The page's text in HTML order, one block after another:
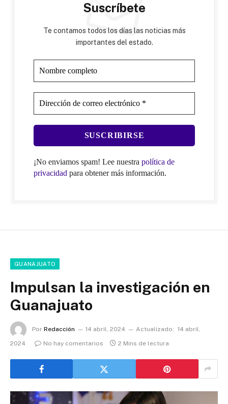
Suscríbete
Te contamos todos los días las noticias más
importantes del estado.
¡No enviamos spam! Lee nuestra política de
privacidad para obtener más información.
GUANAJUATO
Impulsan la investigación en
Guanajuato
Por Redacción 14 abril, 2024 Actualizado: 14 abril,
2024
No hay comentarios 2 Mins de lectura